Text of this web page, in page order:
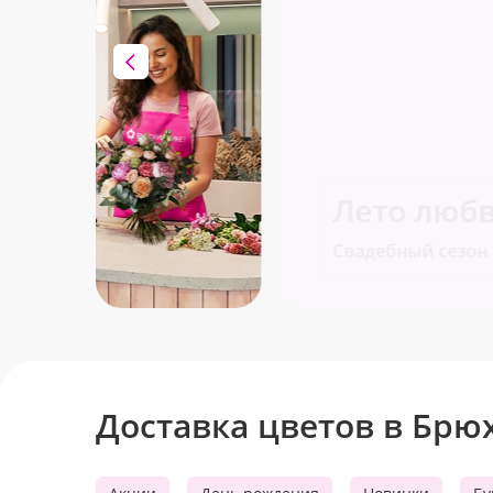
Лето любви и цветов
Свадебный сезон в самом разгаре!
Доставка цветов в